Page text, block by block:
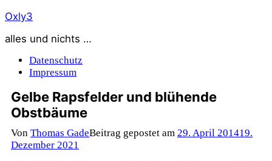
Zum
springen
Oxly3
alles und nichts …
Datenschutz
Impressum
Gelbe Rapsfelder und blühende
Obstbäume
Von Thomas GadeBeitrag gepostet am 29. April 201419.
Dezember 2021